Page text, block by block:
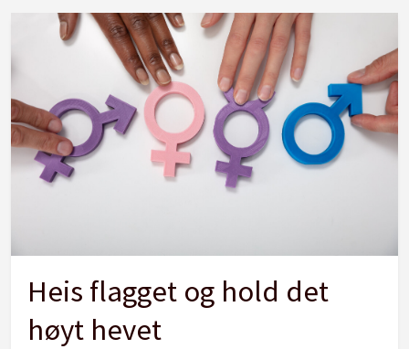
Heis flagget og hold det
høyt hevet